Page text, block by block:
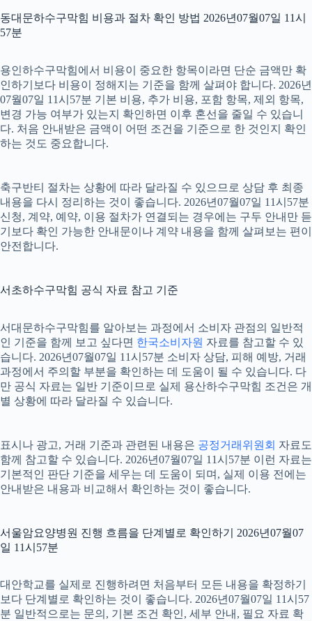
동대문하수구막힘 비용과 절차 확인 방법 2026년07월07일 11시
57분
용인하수구막힘에서 비용이 중요한 항목이라면 단순 금액만 확
인하기보다 비용이 정해지는 기준을 함께 살펴야 합니다. 2026년
07월07일 11시57분 기본 비용, 추가 비용, 포함 항목, 제외 항목,
변경 가능 여부가 있는지 확인하면 이후 혼선을 줄일 수 있습니
다. 처음 안내받은 금액이 어떤 조건을 기준으로 한 것인지 확인
하는 것도 중요합니다.
축구반티 절차는 상황에 따라 달라질 수 있으므로 상담 후 최종
내용을 다시 정리하는 것이 좋습니다. 2026년07월07일 11시57분
신청, 계약, 예약, 이용 절차가 연결되는 경우에는 구두 안내만 듣
기보다 확인 가능한 안내문이나 계약 내용을 함께 살펴보는 편이
안전합니다.
서초하수구막힘 공식 자료 참고 기준
서대문하수구막힘를 알아보는 과정에서 소비자 관점의 일반적
인 기준을 함께 보고 싶다면 한국소비자원 자료를 참고할 수 있
습니다. 2026년07월07일 11시57분 소비자 상담, 피해 예방, 거래
과정에서 주의할 부분을 확인하는 데 도움이 될 수 있습니다. 다
만 공식 자료는 일반 기준이므로 실제 용산하수구막힘 조건은 개
별 상황에 따라 달라질 수 있습니다.
표시나 광고, 거래 기준과 관련된 내용은 공정거래위원회 자료도
함께 참고할 수 있습니다. 2026년07월07일 11시57분 이런 자료는
기본적인 판단 기준을 세우는 데 도움이 되며, 실제 이용 전에는
안내받은 내용과 비교해서 확인하는 것이 좋습니다.
서울암요양병원 진행 흐름을 단계별로 확인하기 2026년07월07
일 11시57분
대안학교를 실제로 진행하려면 처음부터 모든 내용을 확정하기
보다 단계별로 확인하는 것이 좋습니다. 2026년07월07일 11시57
분 일반적으로는 문의, 기본 조건 확인, 세부 안내, 필요 자료 확